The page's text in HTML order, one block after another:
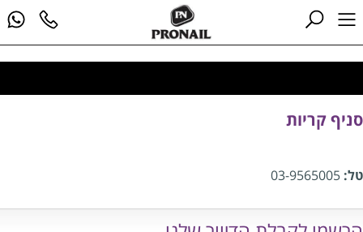
סניף קריות
טל: 03-9565005